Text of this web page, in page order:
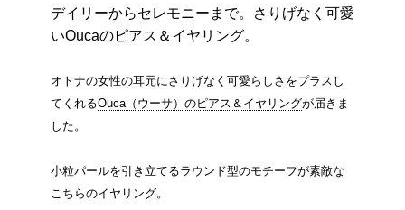
デイリーからセレモニーまで。さりげなく可愛
いOucaのピアス＆イヤリング。
オトナの女性の耳元にさりげなく可愛らしさをプラスし
てくれるOuca（ウーサ）のピアス＆イヤリングが届きま
した。
小粒パールを引き立てるラウンド型のモチーフが素敵な
こちらのイヤリング。